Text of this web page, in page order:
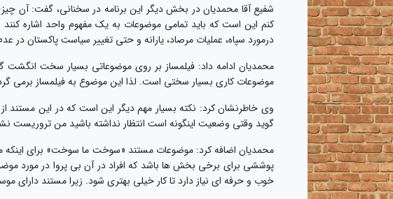
شفیع آقا محمدیان در بخش دیگر این برنامه در سخنانی، گفت: آن
کنم این است که باید تمامی موضوعات به یک مفهوم واحد اشاره
درمورد سپاه، عملیات مرصاد، یارانه و حتی تغییر سیاست پاکستان در
محمدیان ادامه داد: فیلمساز بر روی موضوعاتی بسیار سخت انگشت
موضوعات کاری بسیار سختی است. لذا این موضوع به فیلمساز برمی
وی خاطرنشان کرد: نکته بسیار مهم دیگر این است که در این
گوید وقتی وضعیت اینگونه است انتظار نداشته باشید من تروریست
محمدیان اضافه کرد: موضوعات مستند «سوخت ما سوخت» برای
پوششی برای برخی بخش ها باشد که افراد در آن بی پروا در مورد
خوب و حرفه ای نیاز دارد تا کار خیلی بهتری شود. زیرا مستند دارای